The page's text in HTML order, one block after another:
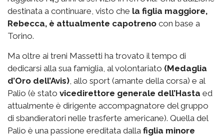
destinata a continuare, visto che la figlia maggiore,
Rebecca, è attualmente capotreno con base a
Torino.
Ma oltre ai treni Massetti ha trovato il tempo di
dedicarsi alla sua famiglia, al volontariato (Medaglia
d’Oro dell’Avis) , allo sport (amante della corsa) e al
Palio (è stato vicedirettore generale dell’Hasta ed
attualmente è dirigente accompagnatore del gruppo
di sbandieratori nelle trasferte americane). Quella del
Palio è una passione ereditata dalla figlia minore